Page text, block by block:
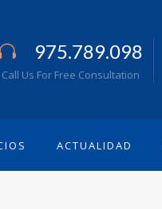
975.789.098
Call Us For Free Consultation
ACTUALIDAD